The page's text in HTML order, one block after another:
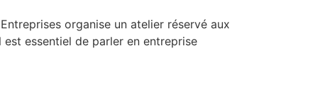
organise un atelier réservé aux
essentiel de parler en entreprise